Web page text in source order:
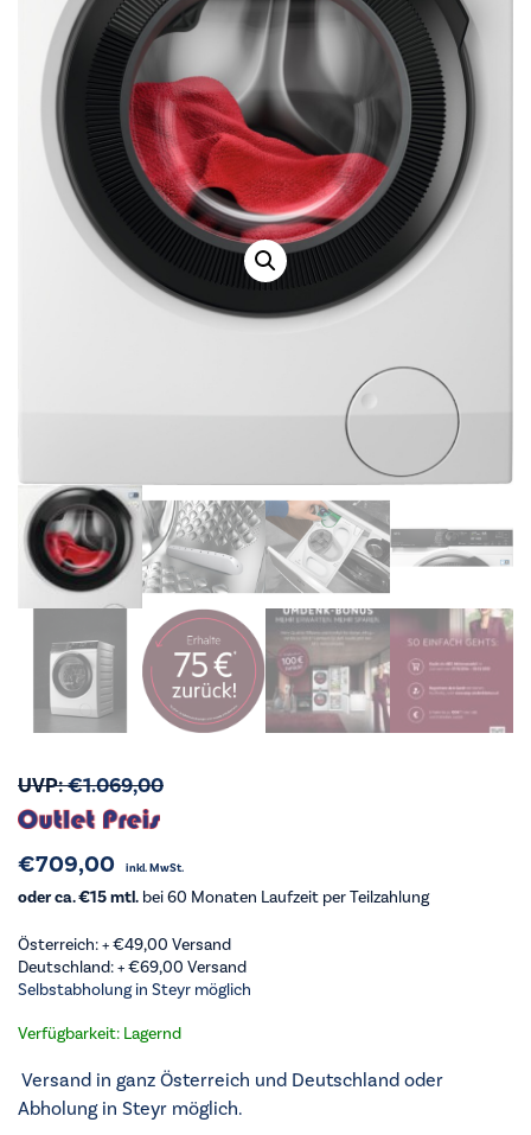
UVP:€1.069,00
€709,00 inkl. MwSt.
oder ca. €15 mtl. bei 60 Monaten Laufzeit per Teilzahlung
Österreich: +€49,00 Versand
Deutschland: +€69,00 Versand
Selbstabholung in Steyr möglich
Verfügbarkeit: Lagernd
Versand in ganz Österreich und Deutschland oder
Abholung in Steyr möglich.